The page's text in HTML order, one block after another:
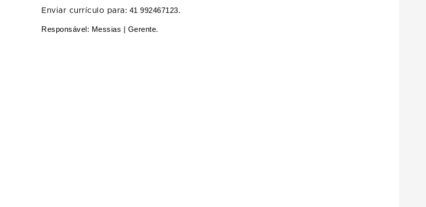
Enviar currículo para: 41 992467123.
Responsável: Messias | Gerente.